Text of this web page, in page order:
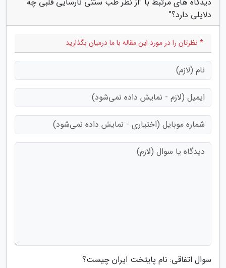
دلایلی دارد؟"
* نظرتان را در مورد این مقاله با ما درمیان بگذارید
سوال اتفاقی: نام پایتخت ایران چیست؟